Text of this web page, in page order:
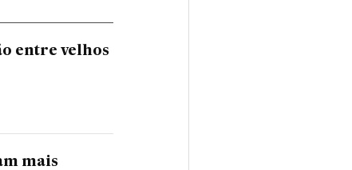
entre velhos
mais